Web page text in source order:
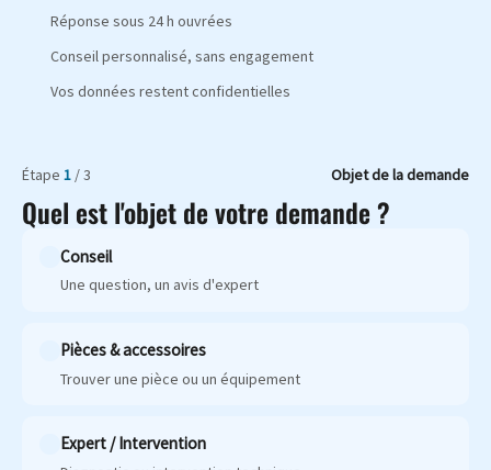
Réponse sous 24 h ouvrées
Conseil personnalisé, sans engagement
Vos données restent confidentielles
Étape 1 / 3 Objet de la demande
Quel est l'objet de votre demande ?
Conseil
Une question, un avis d'expert
Pièces & accessoires
Trouver une pièce ou un équipement
Expert / Intervention